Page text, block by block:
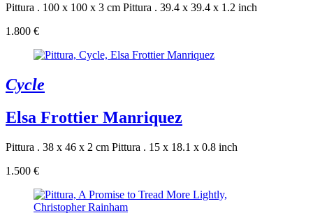
Pittura . 100 x 100 x 3 cm Pittura . 39.4 x 39.4 x 1.2 inch
1.800 €
Cycle
Elsa Frottier Manriquez
Pittura . 38 x 46 x 2 cm Pittura . 15 x 18.1 x 0.8 inch
1.500 €